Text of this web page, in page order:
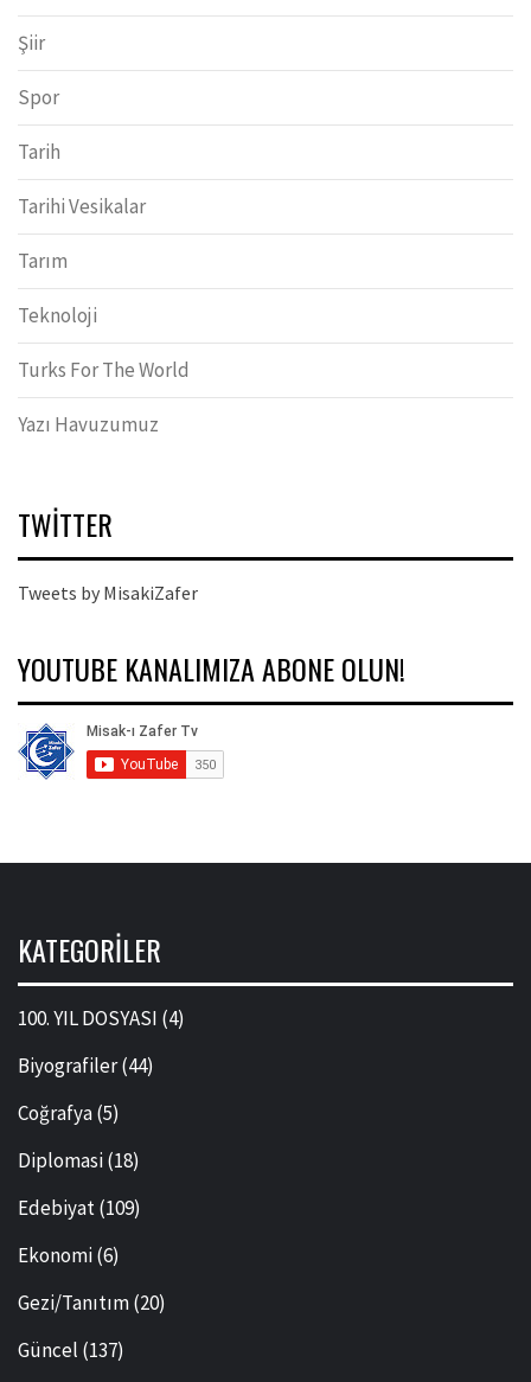
Şiir
Spor
Tarih
Tarihi Vesikalar
Tarım
Teknoloji
Turks For The World
Yazı Havuzumuz
TWITTER
Tweets by MisakiZafer
YOUTUBE KANALIMIZA ABONE OLUN!
KATEGORILER
100. YIL DOSYASI (4)
Biyografiler(44)
Coğrafya(5)
Diplomasi(18)
Edebiyat(109)
Ekonomi(6)
Gezi/Tanıtım(20)
Güncel (137)